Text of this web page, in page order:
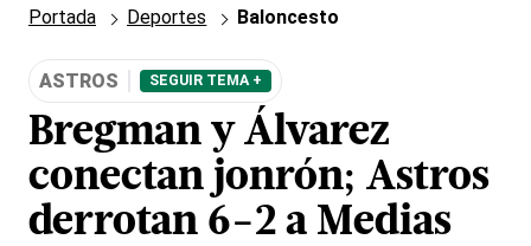
Portada Deportes Baloncesto
ASTROS SEGUIR TEMA +
Bregman y Álvarez
conectan jonrón; Astros
derrotan 6-2 a Medias